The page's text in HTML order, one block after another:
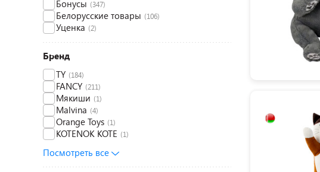
Бонусы (347)
Белорусские товары (106)
Уценка (2)
Бренд
TY (184)
FANCY (211)
Мякиши (1)
Malvina (4)
Orange Toys (1)
KOTENOK KOTE (1)
Посмотреть все